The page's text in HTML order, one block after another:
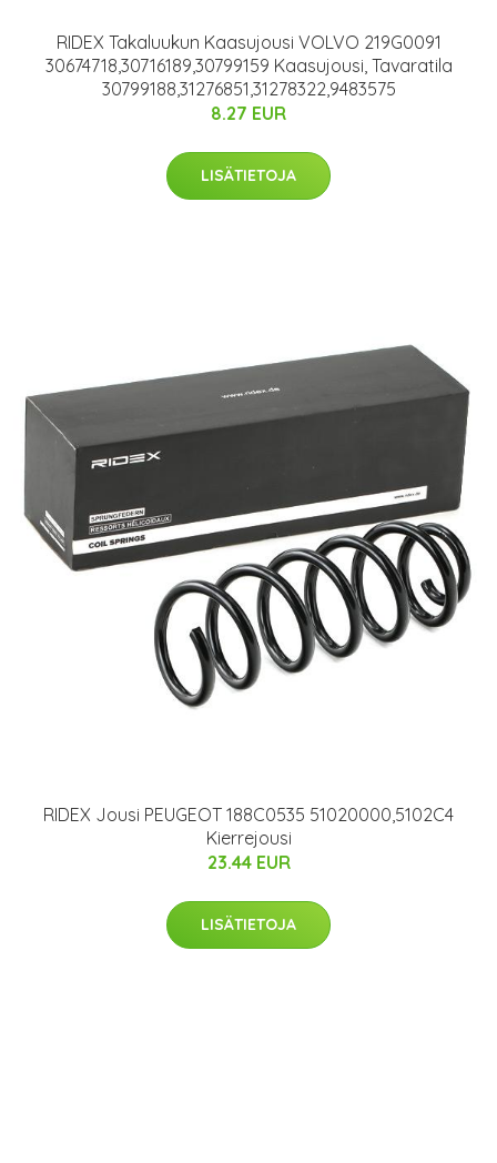
RIDEX Takaluukun Kaasujousi VOLVO 219G0091
30674718,30716189,30799159 Kaasujousi, Tavaratila
30799188,31276851,31278322,9483575
8.27 EUR
LISÄTIETOJA
RIDEX Jousi PEUGEOT 188C0535 51020000,5102C4
Kierrejousi
23.44 EUR
LISÄTIETOJA